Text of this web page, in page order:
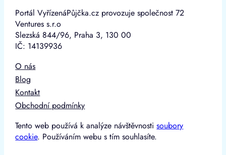
Portál VyřízenáPůjčka.cz provozuje společnost 72
Ventures s.r.o
Slezská 844/96, Praha 3, 130 00
IČ: 14139936
O nás
Blog
Kontakt
Obchodní podmínky
Tento web používá k analýze návštěvnostisoubory
cookie. Používáním webu s tím souhlasíte.